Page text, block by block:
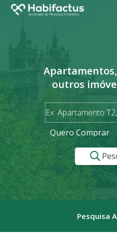
outros
Quero Comprar
Pesquisa